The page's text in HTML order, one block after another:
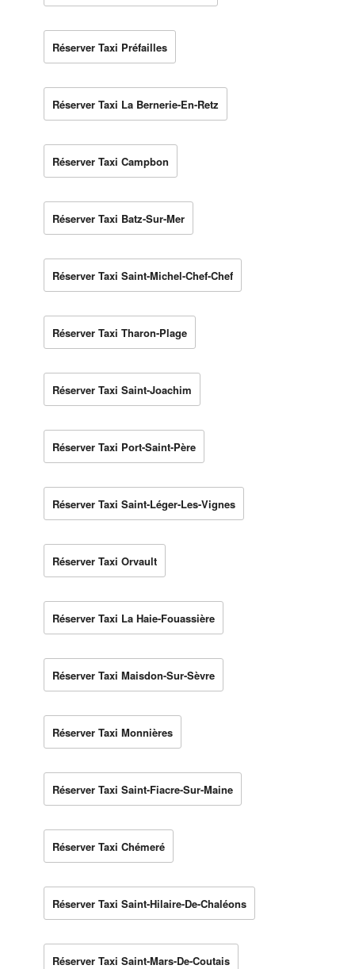
Réserver Taxi Préfailles
Réserver Taxi La Bernerie-En-Retz
Réserver Taxi Campbon
Réserver Taxi Batz-Sur-Mer
Réserver Taxi Saint-Michel-Chef-Chef
Réserver Taxi Tharon-Plage
Réserver Taxi Saint-Joachim
Réserver Taxi Port-Saint-Père
Réserver Taxi Saint-Léger-Les-Vignes
Réserver Taxi Orvault
Réserver Taxi La Haie-Fouassière
Réserver Taxi Maisdon-Sur-Sèvre
Réserver Taxi Monnières
Réserver Taxi Saint-Fiacre-Sur-Maine
Réserver Taxi Chémeré
Réserver Taxi Saint-Hilaire-De-Chaléons
Réserver Taxi Saint-Mars-De-Coutais